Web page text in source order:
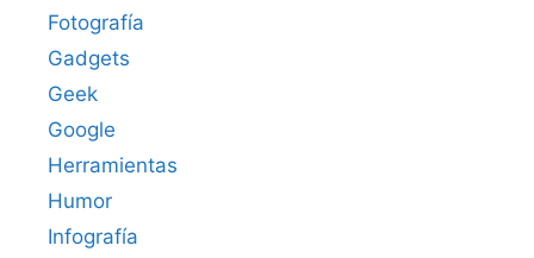
Fotografía
Gadgets
Geek
Google
Herramientas
Humor
Infografía